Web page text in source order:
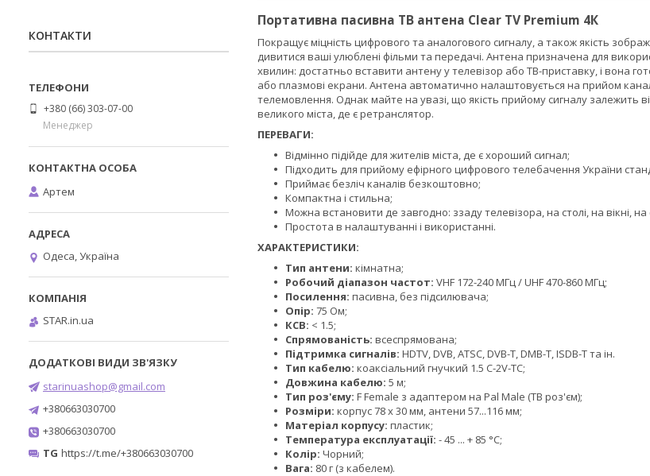
Портативна пасивна ТВ антена Clear TV Premium 4К
Покращує міцність цифрового та аналогового сигналу, а також якість
дивитися ваші улюблені фільми та передачі. Антена призначена для
хвилин: достатньо вставити антену у телевізор або ТВ-приставку, і вона
або плазмові екрани. Антена автоматично налаштовується на прийом
телемовлення. Однак майте на увазі, що якість прийому сигналу
великого міста, де є ретранслятор.
ПЕРЕВАГИ:
Відмінно підійде для жителів міста, де є хороший сигнал;
Підходить для прийому ефірного цифрового телебачення України
Приймає безліч каналів безкоштовно;
Компактна і стильна;
Можна встановити де завгодно: ззаду телевізора, на столі, на вікні, на
Простота в налаштуванні і використанні.
ХАРАКТЕРИСТИКИ:
Тип антени: кімнатна;
Робочий діапазон частот: VHF 172-240 МГц / UHF 470-860 МГц;
Посилення: пасивна, без підсилювача;
Опір: 75 Ом;
КСВ: < 1.5;
Спрямованість: всеспрямована;
Підтримка сигналів: HDTV, DVB, ATSC, DVB-T, DMB-T, ISDB-T та ін.
Тип кабелю: коаксіальний гнучкий 1.5 C-2V-TC;
Довжина кабелю: 5 м;
Тип роз'єму: F Female з адаптером на Pal Male (ТВ роз'єм);
Розміри: корпус 78 х 30 мм, антени 57...116 мм;
Матеріал корпусу: пластик;
Температура експлуатації: - 45 ... + 85 °С;
Колір: Чорний;
Вага: 80 г (з кабелем).
КОНТАКТИ
+380 (66) 303-07-00
Менеджер
Артем
Одеса, Україна
STAR.in.ua
starinuashop@gmail.com
+380663030700
+380663030700
TG https://t.me/+380663030700